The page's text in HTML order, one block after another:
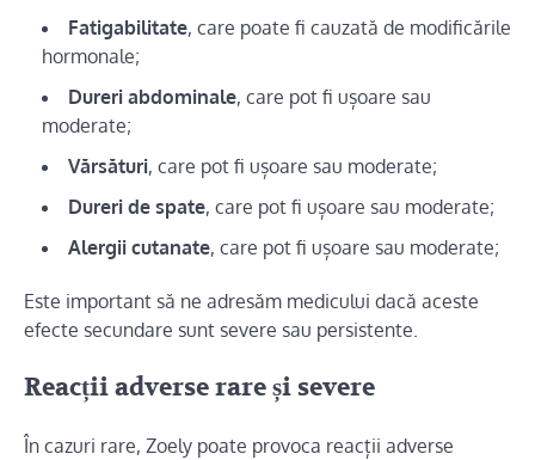
Fatigabilitate, care poate fi cauzată de modificările
hormonale;
Dureri abdominale, care pot fi ușoare sau
moderate;
Vărsături, care pot fi ușoare sau moderate;
Dureri de spate, care pot fi ușoare sau moderate;
Alergii cutanate, care pot fi ușoare sau moderate;
Este important să ne adresăm medicului dacă aceste
efecte secundare sunt severe sau persistente.
Reacții adverse rare și severe
În cazuri rare, Zoely poate provoca reacții adverse